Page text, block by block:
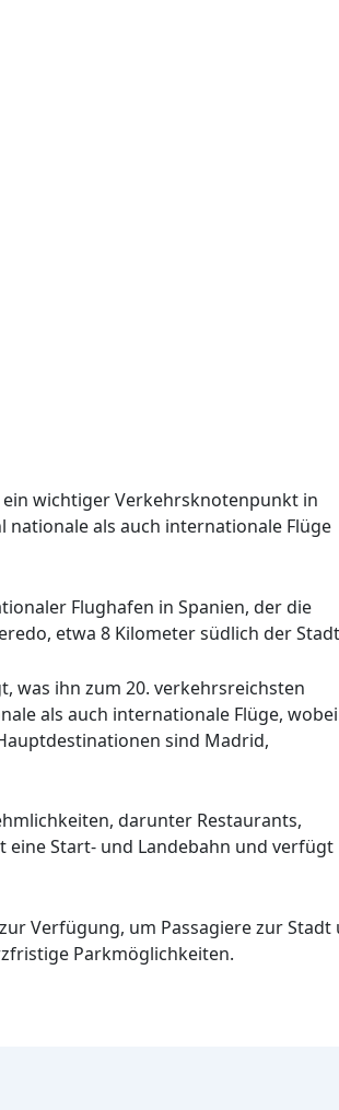
wichtiger Verkehrsknotenpunkt in
nationale als auch internationale Flüge
Flughafen in Spanien, der die
etwa 8 Kilometer südlich der
was ihn zum 20. verkehrsreichsten
als auch internationale Flüge, wobei
sind Madrid,
darunter Restaurants,
eine Start- und Landebahn und verfügt
Verfügung, um Passagiere zur
Parkmöglichkeiten.